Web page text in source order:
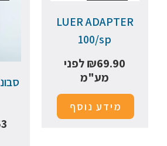
LUER ADAPTER
100/sp
₪69.90
לפני
מע"מ
מידע נוסף
סבוניה 650